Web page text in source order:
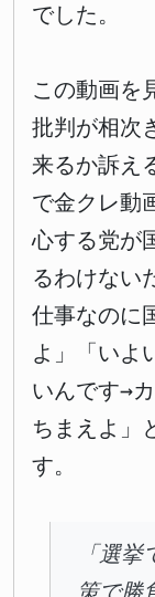
でした。
この動画を
批判が相次
来るか訴え
で金クレ動
心する党が
るわけない
仕事なのに
よ」「いよ
いんです→
ちまえよ」
す。
「選